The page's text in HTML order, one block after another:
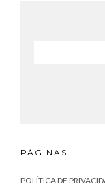
PÁGINAS
POLÍTICA DE